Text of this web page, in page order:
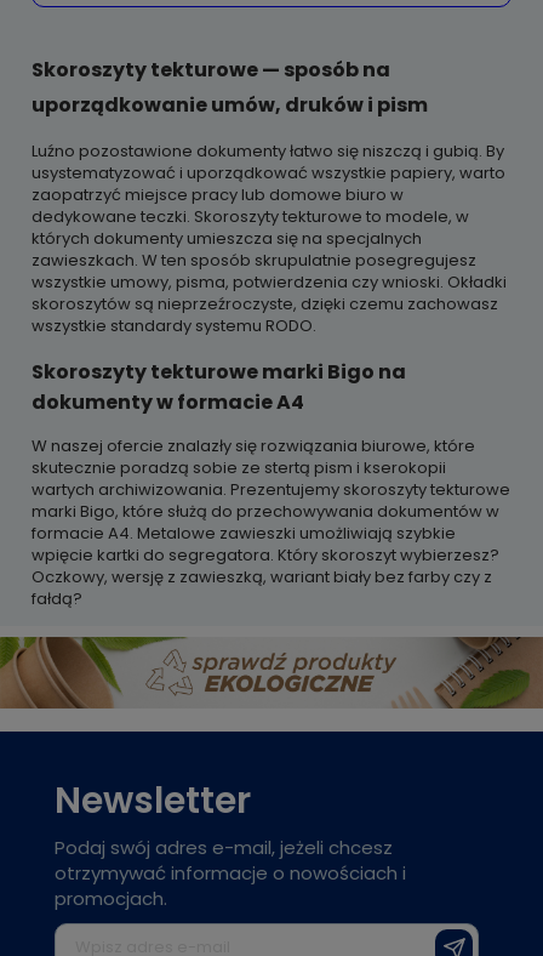
Skoroszyty tekturowe — sposób na
uporządkowanie umów, druków i pism
Luźno pozostawione dokumenty łatwo się niszczą i gubią. By
usystematyzować i uporządkować wszystkie papiery, warto
zaopatrzyć miejsce pracy lub domowe biuro w
dedykowane teczki. Skoroszyty tekturowe to modele, w
których dokumenty umieszcza się na specjalnych
zawieszkach. W ten sposób skrupulatnie posegregujesz
wszystkie umowy, pisma, potwierdzenia czy wnioski. Okładki
skoroszytów są nieprzeźroczyste, dzięki czemu zachowasz
wszystkie standardy systemu RODO.
Skoroszyty tekturowe marki Bigo na
dokumenty w formacie A4
W naszej ofercie znalazły się rozwiązania biurowe, które
skutecznie poradzą sobie ze stertą pism i kserokopii
wartych archiwizowania. Prezentujemy skoroszyty tekturowe
marki Bigo, które służą do przechowywania dokumentów w
formacie A4. Metalowe zawieszki umożliwiają szybkie
wpięcie kartki do segregatora. Który skoroszyt wybierzesz?
Oczkowy, wersję z zawieszką, wariant biały bez farby czy z
fałdą?
Newsletter
Podaj swój adres e-mail, jeżeli chcesz
otrzymywać informacje o nowościach i
promocjach.